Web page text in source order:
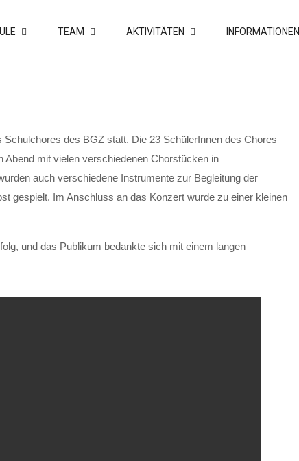
TEAM AKTIVITÄTEN INFORMATIONEN
des BGZ statt. Die 23 SchülerInnen des Chores
mit vielen verschiedenen Chorstücken in
auch verschiedene Instrumente zur Begleitung der
gespielt. Im Anschluss an das Konzert wurde zu einer kleinen
und das Publikum bedankte sich mit einem langen